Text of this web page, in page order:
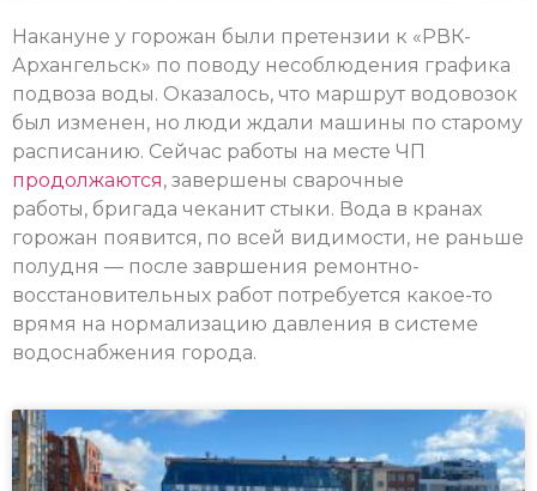
Накануне у горожан были претензии к «РВК-
Архангельск» по поводу несоблюдения графика
подвоза воды. Оказалось, что маршрут водовозок
был изменен, но люди ждали машины по старому
расписанию. Сейчас работы на месте ЧП
продолжаются, завершены сварочные
работы, бригада чеканит стыки. Вода в кранах
горожан появится, по всей видимости, не раньше
полудня — после завршения ремонтно-
восстановительных работ потребуется какое-то
врямя на нормализацию давления в системе
водоснабжения города.